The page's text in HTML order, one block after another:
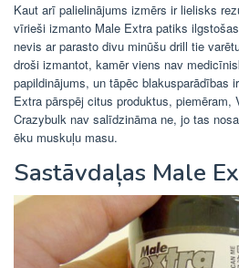
Kaut arī palielinājums izmērs ir lielisks
vīrieši izmanto Male Extra patiks
nevis ar parasto divu minūšu drill tie
droši izmantot, kamēr viens nav
papildinājums, un tāpēc blakusparādības
Extra pārspēj citus produktus, piemēram,
Crazybulk nav salīdzināma ne, jo tas
ēku muskuļu masu.
Sastāvdaļas Male